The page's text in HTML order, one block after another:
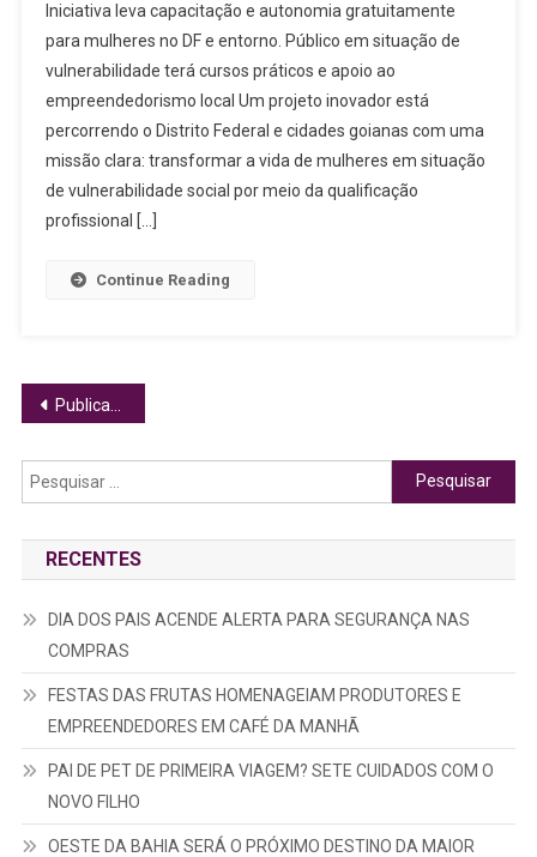
DO
A
4
Iniciativa leva capacitação e autonomia gratuitamente
para mulheres no DF e entorno. Público em situação de
vulnerabilidade terá cursos práticos e apoio ao
empreendedorismo local Um projeto inovador está
percorrendo o Distrito Federal e cidades goianas com uma
missão clara: transformar a vida de mulheres em situação
de vulnerabilidade social por meio da qualificação
profissional […]
Continue Reading
Navegação
por
posts
Publicações mais antigas
Pesquisar
por:
RECENTES
DIA DOS PAIS ACENDE ALERTA PARA SEGURANÇA NAS
COMPRAS
FESTAS DAS FRUTAS HOMENAGEIAM PRODUTORES E
EMPREENDEDORES EM CAFÉ DA MANHÃ
PAI DE PET DE PRIMEIRA VIAGEM? SETE CUIDADOS COM O
NOVO FILHO
OESTE DA BAHIA SERÁ O PRÓXIMO DESTINO DA MAIOR